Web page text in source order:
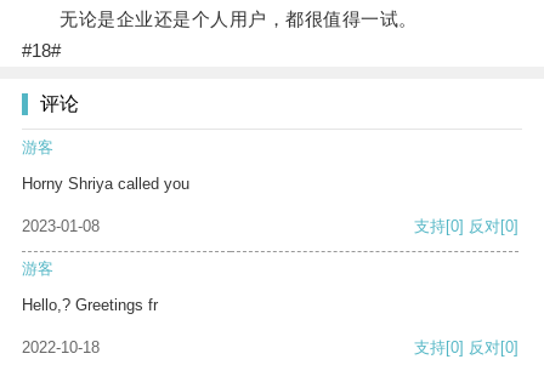
无论是企业还是个人用户，都很值得一试。
#18#
评论
游客
Horny Shriya called you
2023-01-08 支持[0] 反对[0]
游客
Hello,? Greetings fr
2022-10-18 支持[0] 反对[0]